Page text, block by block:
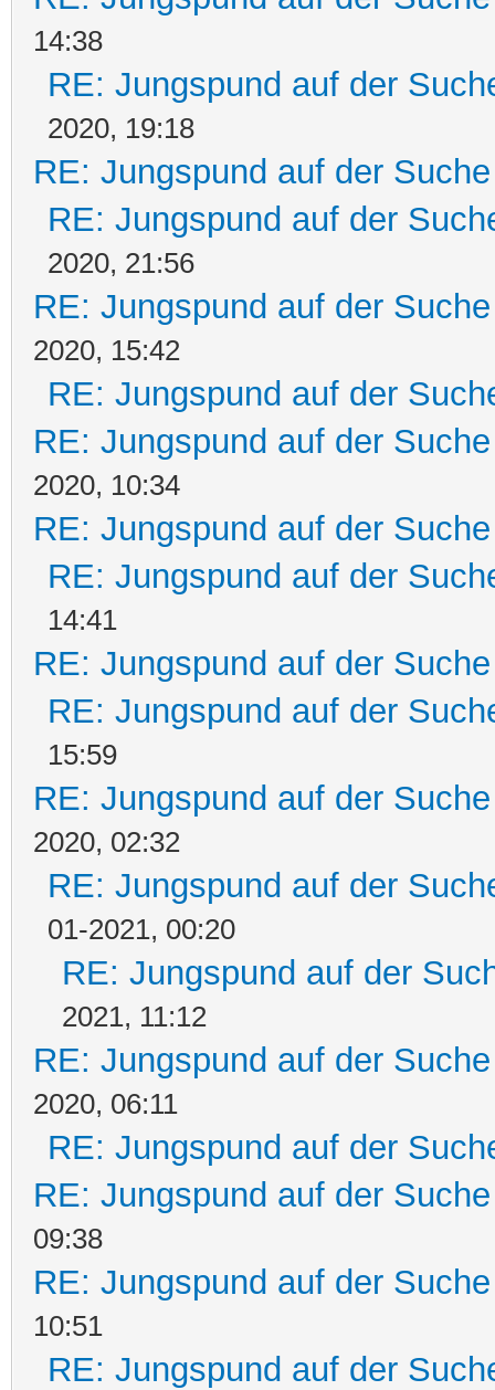
14:38
RE: Jungspund auf der
2020, 19:18
RE: Jungspund auf der
RE: Jungspund auf der
2020, 21:56
RE: Jungspund auf der
2020, 15:42
RE: Jungspund auf der
RE: Jungspund auf der
2020, 10:34
RE: Jungspund auf der
RE: Jungspund auf der
14:41
RE: Jungspund auf der
RE: Jungspund auf der
15:59
RE: Jungspund auf der
2020, 02:32
RE: Jungspund auf der
01-2021, 00:20
RE: Jungspund auf der
2021, 11:12
RE: Jungspund auf der
2020, 06:11
RE: Jungspund auf der
RE: Jungspund auf der
09:38
RE: Jungspund auf der
10:51
RE: Jungspund auf der